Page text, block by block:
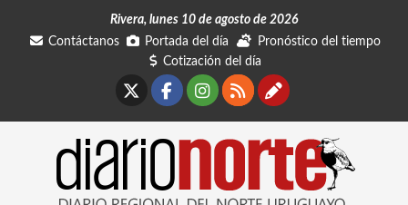
Rivera, lunes 10 de agosto de 2026
Contáctanos
Portada del día
Pronóstico del tiempo
Cotización del día
Facebook
Instagram
RSSContáctanos